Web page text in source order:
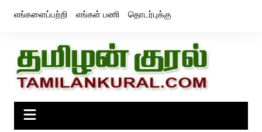
எங்களைப்பற்றி எங்கள் பணி தொடர்புக்கு